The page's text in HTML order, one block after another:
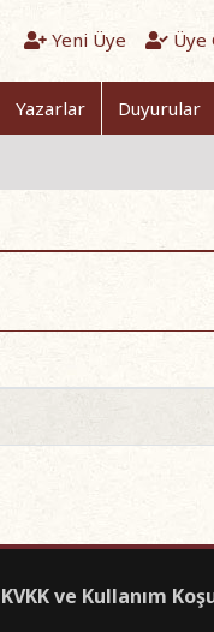
Yeni Üye Üye
Yazarlar Duyurular
KVKK ve Kullanım